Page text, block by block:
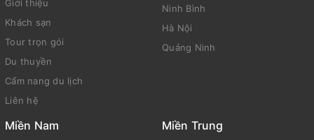
Giới thiệu
Khách sạn
Tour trọn gói
Du thuyền
Cẩm nang du lịch
Liên hệ
Ninh Bình
Hà Nội
Quảng Ninh
Miền Nam Miền Trung